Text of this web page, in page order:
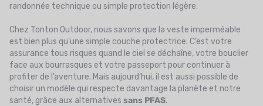
randonnée technique ou simple protection légère.
Chez Tonton Outdoor, nous savons que la veste imperméable
est bien plus qu’une simple couche protectrice. C’est votre
assurance tous risques quand le ciel se déchaîne, votre bouclier
face aux bourrasques et votre passeport pour continuer à
profiter de l’aventure. Mais aujourd’hui, il est aussi possible de
choisir un modèle qui respecte davantage la planète et notre
santé, grâce aux alternatives sans PFAS.